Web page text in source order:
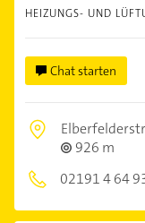
HEIZUNGS- UND
Chat starten
926 m
02191 4 64